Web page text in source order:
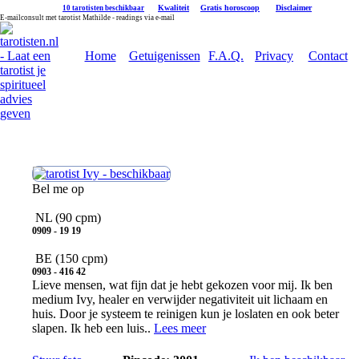
10 tarotisten beschikbaar Kwaliteit Gratis horoscoop Disclaimer
E-mailconsult met tarotist Mathilde - readings via e-mail
Home Getuigenissen F.A.Q. Privacy Contact
Bel me op
NL (90 cpm)
0909 - 19 19
BE (150 cpm)
0903 - 416 42
Lieve mensen, wat fijn dat je hebt gekozen voor mij. Ik ben
medium Ivy, healer en verwijder negativiteit uit lichaam en
huis. Door je systeem te reinigen kun je loslaten en ook beter
slapen. Ik heb een luis.. Lees meer